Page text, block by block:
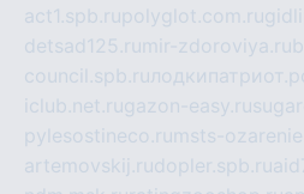
act1.spb.rupolyglot.com.ru
detsad125.ru mir-zdoroviya.ru
council.spb.ru
iclub.net.rugazon-easy.ru
pylesostineco.ru msts-
artemovskij.rudopler.spb.ru